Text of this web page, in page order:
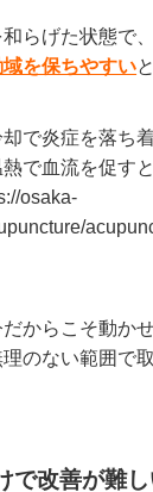
らげた状態で
を保ちやすい
で炎症を落ち
で血流を促す
osaka-
だからこそ動か
のない範囲で
で改善が難